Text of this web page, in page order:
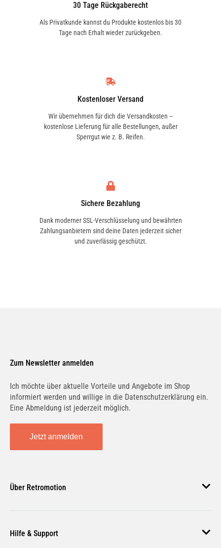
30 Tage Rückgaberecht
Als Privatkunde kannst du Produkte kostenlos bis 30
Tage nach Erhalt wieder zurückgeben.
Kostenloser Versand
Wir übernehmen für dich die Versandkosten –
kostenlose Lieferung für alle Bestellungen, außer
Sperrgut wie z. B. Reifen.
Sichere Bezahlung
Dank moderner SSL-Verschlüsselung und bewährten
Zahlungsanbietern sind deine Daten jederzeit sicher
und zuverlässig geschützt.
Zum Newsletter anmelden
Ich möchte über aktuelle Vorteile und Angebote im Shop
informiert werden und willige in die Datenschutzerklärung ein.
Eine Abmeldung ist jederzeit möglich.
Jetzt anmelden
Über Retromotion
Unsere Jobs
Hilfe & Support